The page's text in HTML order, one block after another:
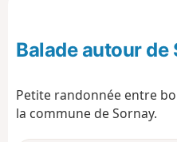
o
Balade autour de
Petite randonnée entre
la commune de Sornay.